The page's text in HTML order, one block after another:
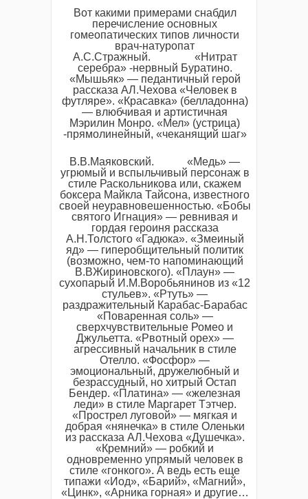
Вот какими примерами снабдил
перечисление основных
гомеопатических типов личности
врач-натуропат
A.С.Стражный. «Нитрат
серебра» -нервный Буратино.
«Мышьяк» — педантичный герой
рассказа АЛ.Чехова «Человек в
футляре». «Красавка» (белладонна)
— влюбчивая и артистичная
Мэрилин Монро. «Мел» (устрица)
-прямолинейный, «чеканящий шаг»
B.В.Маяковский. «Медь» —
угрюмый и вспыльчивый персонаж в
стиле Раскольникова или, скажем
боксера Майкла Тайсона, известного
своей неуравновешенностью. «Бобы
святого Игнация» — ревнивая и
гордая героиня рассказа
А.Н.Толстого «Гадюка». «Змеиный
яд» — гиперобщительный политик
(возможно, чем-то напоминающий
В.ВЖириновского). «Плаун» —
сухопарый И.М.Воробьянинов из «12
стульев». «Ртуть» —
раздражительный Карабас-Барабас
«Поваренная соль» —
сверхчувствительные Ромео и
Джульетта. «Рвотный орех» —
агрессивный начальник в стиле
Отелло. «Фосфор» —
эмоциональный, дружелюбный и
безрассудный, но хитрый Остап
Бендер. «Платина» — «железная
леди» в стиле Маргарет Тэтчер.
«Прострел луговой» — мягкая и
добрая «нянечка» в стиле Оленьки
из рассказа АЛ.Чехова «Душечка».
«Кремний» — робкий и
одновременно упрямый человек в
стиле «гонкого». А ведь есть еще
типажи «Иод», «Барий», «Магний»,
«Цинк», «Арника горная» и другие…